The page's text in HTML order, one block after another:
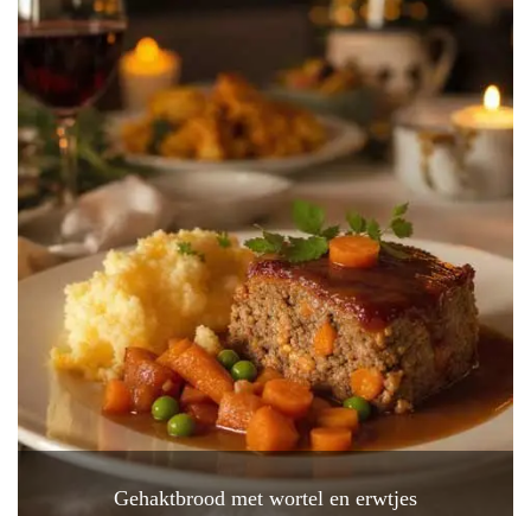
Gehaktbrood met wortel en erwtjes